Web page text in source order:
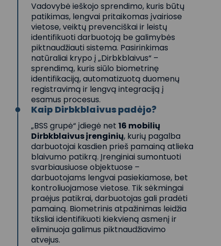
Vadovybė ieškojo sprendimo, kuris būtų
patikimas, lengvai pritaikomas įvairiose
vietose, veiktų prevenciškai ir leistų
identifikuoti darbuotoją be galimybės
piktnaudžiauti sistema. Pasirinkimas
natūraliai krypo į „Dirbkblaivus“ –
sprendimą, kuris siūlo biometrinę
identifikaciją, automatizuotą duomenų
registravimą ir lengvą integraciją į
esamus procesus.
Kaip Dirbkblaivus padėjo?
„BSS grupė“ įdiegė net 16 mobilių
Dirbkblaivus įrenginių, kurių pagalba
darbuotojai kasdien prieš pamainą atlieka
blaivumo patikrą. Įrenginiai sumontuoti
svarbiausiuose objektuose –
darbuotojams lengvai pasiekiamose, bet
kontroliuojamose vietose. Tik sėkmingai
praėjus patikrai, darbuotojas gali pradėti
pamainą. Biometrinis atpažinimas leidžia
tiksliai identifikuoti kiekvieną asmenį ir
eliminuoja galimus piktnaudžiavimo
atvejus.